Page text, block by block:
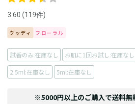
3.60 (119件)
ウッディ フローラル
試香のみ:在庫なし お肌に1回お試し:在庫なし
2.5ml:在庫なし 5ml:在庫なし
※5000円以上のご購入で送料無